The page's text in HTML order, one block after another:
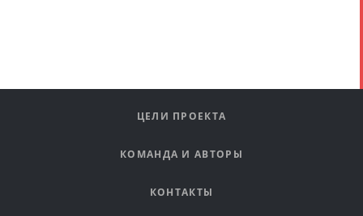
ЦЕЛИ ПРОЕКТА
КОМАНДА И АВТОРЫ
КОНТАКТЫ